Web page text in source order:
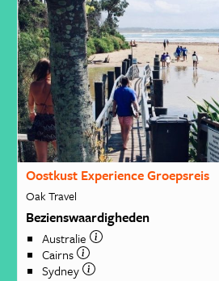
Oostkust Experience Groepsreis
Oak Travel
Bezienswaardigheden
Australie
Cairns
Sydney